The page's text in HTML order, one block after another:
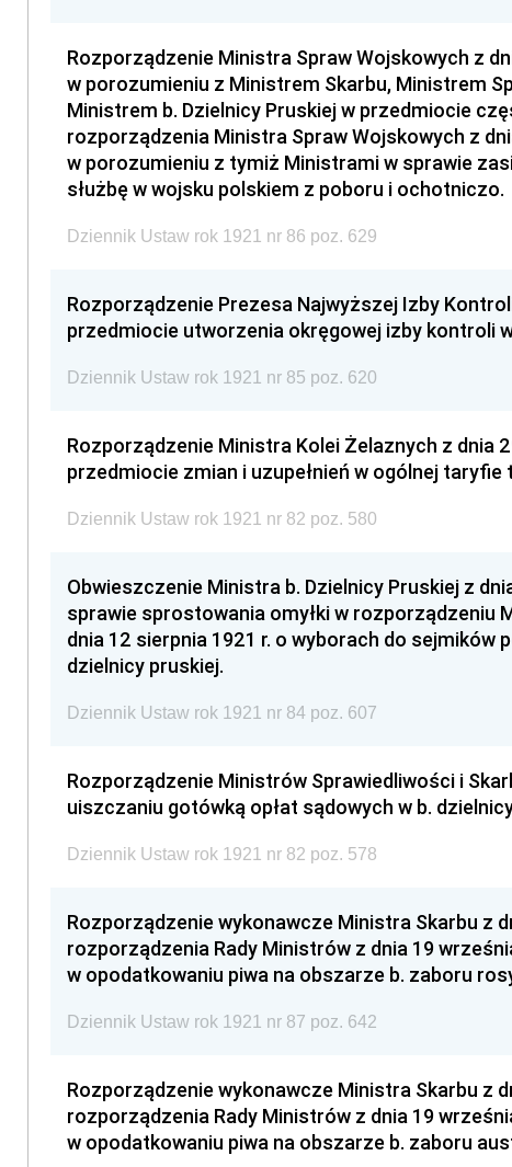
Rozporządzenie Ministra Spraw Wojskowych z
w porozumieniu z Ministrem Skarbu, Ministrem
Ministrem b. Dzielnicy Pruskiej w przedmiocie
rozporządzenia Ministra Spraw Wojskowych z
w porozumieniu z tymiż Ministrami w sprawie
służbę w wojsku polskiem z poboru i ochotniczo.
Dziennik Ustaw rok 1921 nr 86 poz. 629
Rozporządzenie Prezesa Najwyższej Izby
przedmiocie utworzenia okręgowej izby kontroli
Dziennik Ustaw rok 1921 nr 85 poz. 620
Rozporządzenie Ministra Kolei Żelaznych z dnia
przedmiocie zmian i uzupełnień w ogólnej taryfie
Dziennik Ustaw rok 1921 nr 82 poz. 580
Obwieszczenie Ministra b. Dzielnicy Pruskiej z
sprawie sprostowania omyłki w rozporządzeniu
dnia 12 sierpnia 1921 r. o wyborach do sejmików
dzielnicy pruskiej.
Dziennik Ustaw rok 1921 nr 84 poz. 607
Rozporządzenie Ministrów Sprawiedliwości i
uiszczaniu gotówką opłat sądowych w b.
Dziennik Ustaw rok 1921 nr 82 poz. 578
Rozporządzenie wykonawcze Ministra Skarbu z
rozporządzenia Rady Ministrów z dnia 19
w opodatkowaniu piwa na obszarze b. zaboru
Dziennik Ustaw rok 1921 nr 87 poz. 642
Rozporządzenie wykonawcze Ministra Skarbu z
rozporządzenia Rady Ministrów z dnia 19
w opodatkowaniu piwa na obszarze b. zaboru